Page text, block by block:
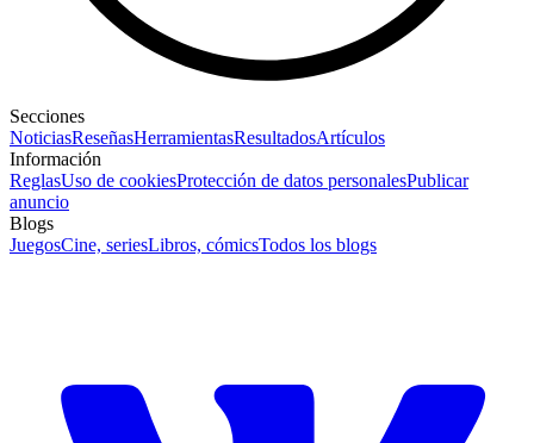
Secciones
NoticiasReseñasHerramientasResultadosArtículos
Información
ReglasUso de cookiesProtección de datos personalesPublicar
anuncio
Blogs
JuegosCine, seriesLibros, cómicsTodos los blogs